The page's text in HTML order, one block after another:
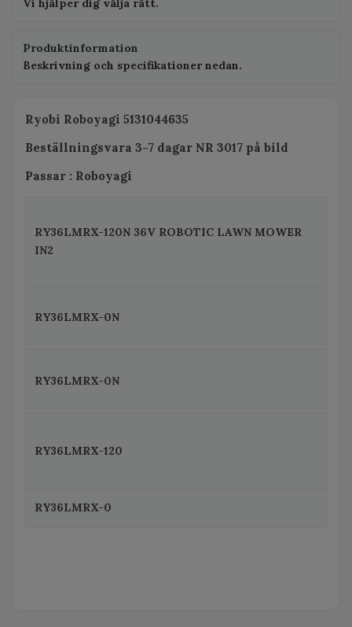
Vi hjälper dig välja rätt.
Produktinformation
Beskrivning och specifikationer nedan.
Ryobi Roboyagi 5131044635
Beställningsvara 3-7 dagar NR 3017 på bild
Passar : Roboyagi
RY36LMRX-120N 36V ROBOTIC LAWN MOWER
IN2
RY36LMRX-0N
RY36LMRX-0N
RY36LMRX-120
RY36LMRX-0